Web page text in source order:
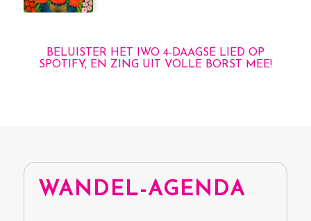
BELUISTER HET IWO 4-DAAGSE LIED OP
SPOTIFY, EN ZING UIT VOLLE BORST MEE!
WANDEL-AGENDA